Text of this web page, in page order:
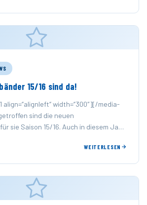
15/16 sind da!
align=“alignleft“ width=“300″][/media-
sind die neuen
sie Saison 15/16. Auch in diesem Jahr
WEITERLESEN